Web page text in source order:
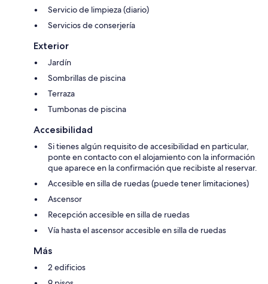
Servicio de limpieza (diario)
Servicios de conserjería
Exterior
Jardín
Sombrillas de piscina
Terraza
Tumbonas de piscina
Accesibilidad
Si tienes algún requisito de accesibilidad en particular,
ponte en contacto con el alojamiento con la información
que aparece en la confirmación que recibiste al reservar.
Accesible en silla de ruedas (puede tener limitaciones)
Ascensor
Recepción accesible en silla de ruedas
Vía hasta el ascensor accesible en silla de ruedas
Más
2 edificios